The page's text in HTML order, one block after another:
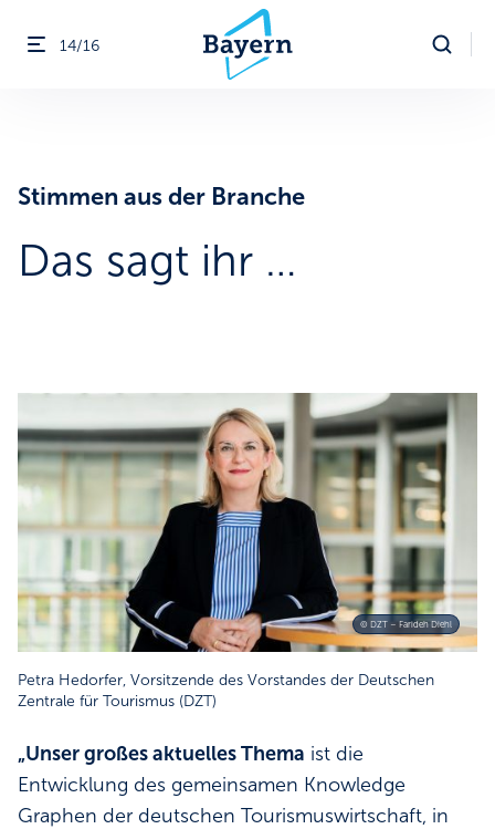
Menü öffnen
14/16
Stimmen aus der Branche
Das sagt ihr …
© DZT – Farideh Diehl
Petra Hedorfer, Vorsitzende des Vorstandes der Deutschen
Zentrale für Tourismus (DZT)
„Unser großes aktuelles Thema ist die
Entwicklung des gemeinsamen Knowledge
Graphen der deutschen Tourismuswirtschaft, in